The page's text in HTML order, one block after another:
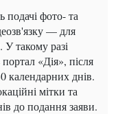
подачі фото- та
— для
У такому разі
«Дія», після
календарних днів.
мітки та
до подання заяви.